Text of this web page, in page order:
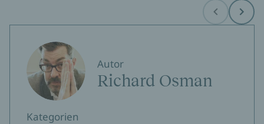
Before Next
Autor
Richard Osman
Kategorien